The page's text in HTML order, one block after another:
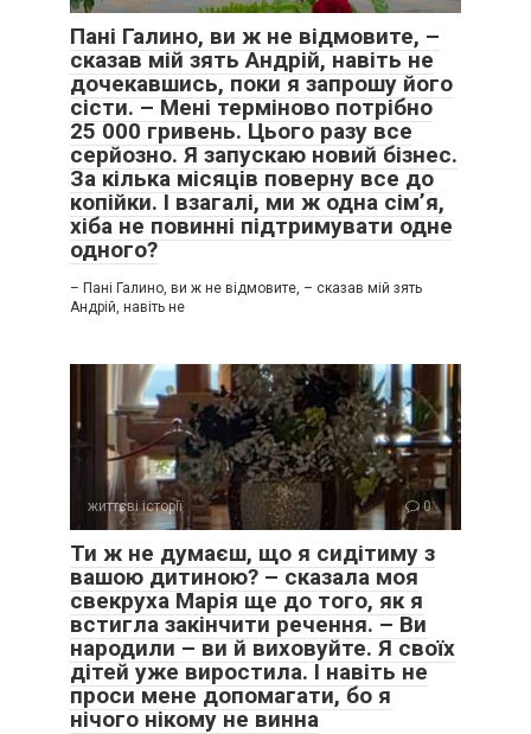
Пані Галино, ви ж не відмовите, –
сказав мій зять Андрій, навіть не
дочекавшись, поки я запрошу його
сісти. – Мені терміново потрібно
25 000 гривень. Цього разу все
серйозно. Я запускаю новий бізнес.
За кілька місяців поверну все до
копійки. І взагалі, ми ж одна сім’я,
хіба не повинні підтримувати одне
одного?
– Пані Галино, ви ж не відмовите, – сказав мій зять
Андрій, навіть не
життєві історії 0
Ти ж не думаєш, що я сидітиму з
вашою дитиною? – сказала моя
свекруха Марія ще до того, як я
встигла закінчити речення. – Ви
народили – ви й виховуйте. Я своїх
дітей уже виростила. І навіть не
проси мене допомагати, бо я
нічого нікому не винна